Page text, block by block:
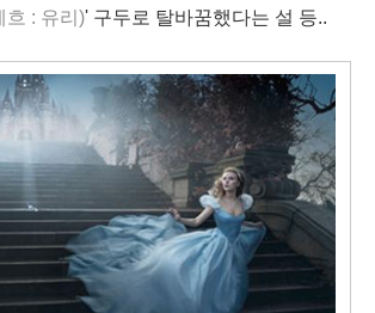
흐 : 유리)' 구두로 탈바꿈했다는 설 등..